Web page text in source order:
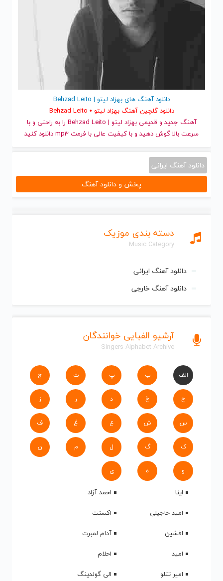
دسته بندی موزیک
Music Category
دانلود آهنگ ایرانی
دانلود آهنگ خارجی
آرشیو الفبایی خوانندگان
Singers Alphabet Archive
الف ب پ ت ج
ح خ د ر ز
س ش ع غ ف
ک گ ل م ن
و ه ی
اینا
احمد آزاد
امید حاجیلی
اکسنت
افشین
آدام لمبرت
امید
احلام
امیر تتلو
الی گولدینگ
دانلود آهنگ های بهزاد لیتو | Behzad Leito
دانلود گلچین آهنگ بهزاد لیتو • Behzad Leito
آهنگ جدید
و قدیمی بهزاد لیتو | Behzad Leito را به راحتی و با
سرعت بالا گوش دهید و با کیفیت عالی با فرمت mp3 دانلود کنید
دانلود آهنگ ایرانی
پخش و دانلود آهنگ